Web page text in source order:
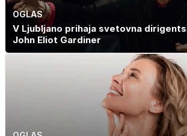
OGLAS
V Ljubljano prihaja svetovna
John Eliot Gardiner